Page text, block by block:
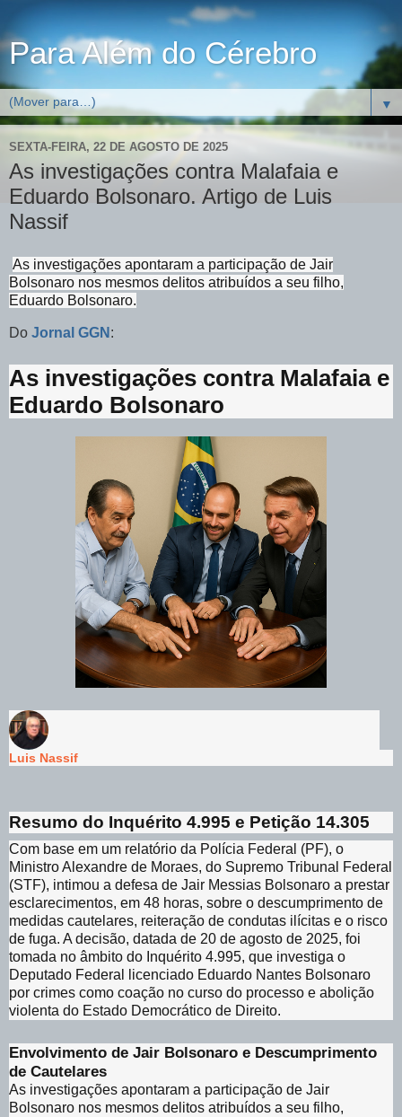
Para Além do Cérebro
▼
SEXTA-FEIRA, 22 DE AGOSTO DE 2025
As investigações contra Malafaia e
Eduardo Bolsonaro. Artigo de Luis
Nassif
As investigações apontaram a participação de Jair
Bolsonaro nos mesmos delitos atribuídos a seu filho,
Eduardo Bolsonaro.
Do Jornal GGN :
As investigações contra Malafaia e
Eduardo Bolsonaro
Luis Nassif
Resumo do Inquérito 4.995 e Petição 14.305
Com base em um relatório da Polícia Federal (PF), o
Ministro Alexandre de Moraes, do Supremo Tribunal Federal
(STF), intimou a defesa de Jair Messias Bolsonaro a prestar
esclarecimentos, em 48 horas, sobre o descumprimento de
medidas cautelares, reiteração de condutas ilícitas e o risco
de fuga. A decisão, datada de 20 de agosto de 2025, foi
tomada no âmbito do Inquérito 4.995, que investiga o
Deputado Federal licenciado Eduardo Nantes Bolsonaro
por crimes como coação no curso do processo e abolição
violenta do Estado Democrático de Direito.
Envolvimento de Jair Bolsonaro e Descumprimento
de Cautelares
As investigações apontaram a participação de Jair
Bolsonaro nos mesmos delitos atribuídos a seu filho,